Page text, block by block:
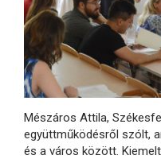
Mészáros Attila,
együttműködésről szólt,
és a város között.